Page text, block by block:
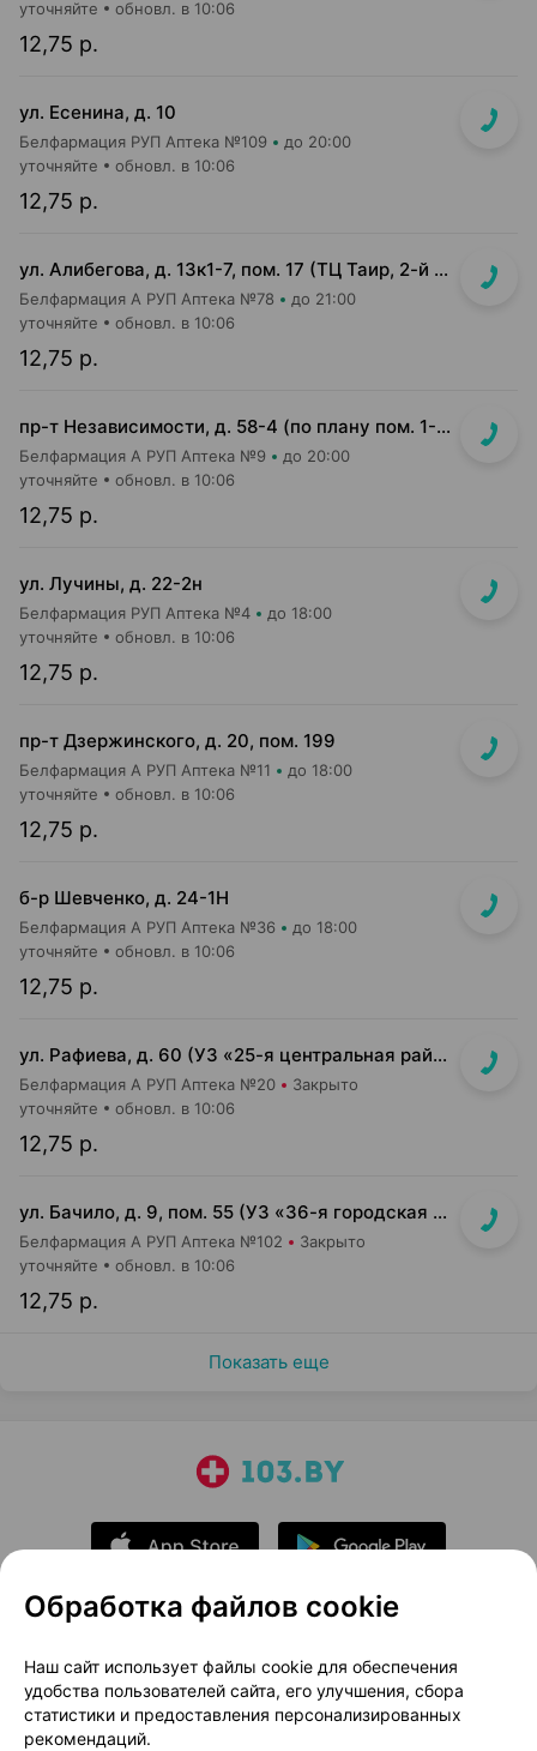
12,75 р.
уточняйте обновл. в 10:06
ул. Есенина, д. 10
Белфармация РУП Аптека №109 до 20:00
12,75 р.
уточняйте обновл. в 10:06
ул. Алибегова, д. 13к1-7, пом. 17 (ТЦ Таир, 2-й этаж)
Белфармация А РУП Аптека №78 до 21:00
12,75 р.
уточняйте обновл. в 10:06
пр-т Независимости, д. 58-4 (по плану пом. 1-7,9)<br>Общий вход с кофейней Варка (Varka) и ПОНПУШКА
Белфармация А РУП Аптека №9 до 20:00
12,75 р.
уточняйте обновл. в 10:06
ул. Лучины, д. 22-2н
Белфармация РУП Аптека №4 до 18:00
12,75 р.
уточняйте обновл. в 10:06
пр-т Дзержинского, д. 20, пом. 199
Белфармация А РУП Аптека №11 до 18:00
12,75 р.
уточняйте обновл. в 10:06
б-р Шевченко, д. 24-1Н
Белфармация А РУП Аптека №36 до 18:00
12,75 р.
уточняйте обновл. в 10:06
ул. Рафиева, д. 60 (УЗ «25-я центральная районная п-ка»)
Белфармация А РУП Аптека №20 Закрыто
12,75 р.
уточняйте обновл. в 10:06
ул. Бачило, д. 9, пом. 55 (УЗ «36-я городская п-ка»)
Белфармация А РУП Аптека №102 Закрыто
12,75 р.
уточняйте обновл. в 10:06
Показать еще
О проекте
Новости проекта
Размещение рекламы
Медицинский маркетинг
Публичный договор
Доставка
Обработка файлов cookie
Наш сайт использует файлы cookie для обеспечения
удобства пользователей сайта, его улучшения, сбора
статистики и предоставления персонализированных
рекомендаций.